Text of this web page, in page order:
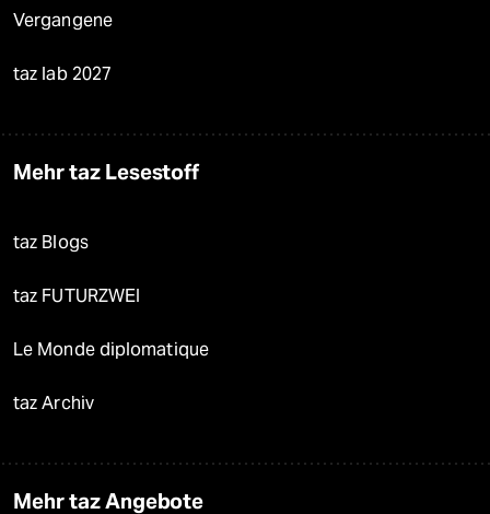
Vergangene
taz lab 2027
Mehr taz Lesestoff
taz Blogs
taz FUTURZWEI
Le Monde diplomatique
taz Archiv
Mehr taz Angebote